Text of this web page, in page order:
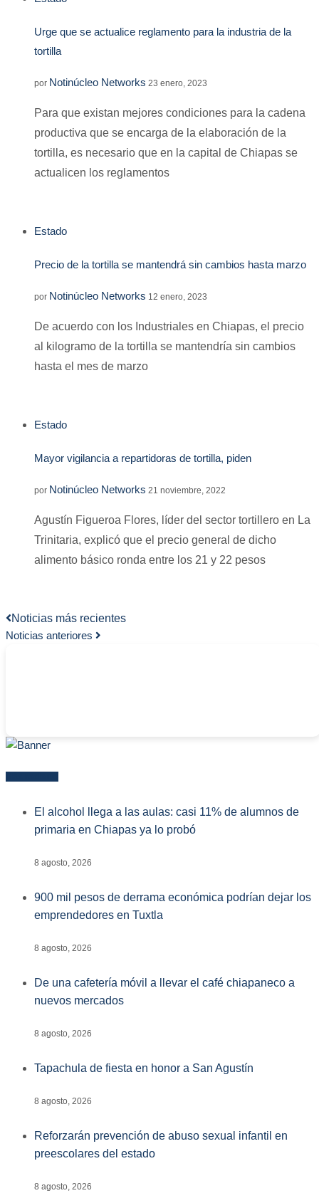
Urge que se actualice reglamento para la industria de la
tortilla
por Notinúcleo Networks 23 enero, 2023
Para que existan mejores condiciones para la cadena
productiva que se encarga de la elaboración de la
tortilla, es necesario que en la capital de Chiapas se
actualicen los reglamentos
Estado
Precio de la tortilla se mantendrá sin cambios hasta marzo
por Notinúcleo Networks 12 enero, 2023
De acuerdo con los Industriales en Chiapas, el precio
al kilogramo de la tortilla se mantendría sin cambios
hasta el mes de marzo
Estado
Mayor vigilancia a repartidoras de tortilla, piden
por Notinúcleo Networks 21 noviembre, 2022
Agustín Figueroa Flores, líder del sector tortillero en La
Trinitaria, explicó que el precio general de dicho
alimento básico ronda entre los 21 y 22 pesos
Noticias más recientes
Noticias anteriores
El alcohol llega a las aulas: casi 11% de alumnos de
primaria en Chiapas ya lo probó
8 agosto, 2026
900 mil pesos de derrama económica podrían dejar los
emprendedores en Tuxtla
8 agosto, 2026
De una cafetería móvil a llevar el café chiapaneco a
nuevos mercados
8 agosto, 2026
Tapachula de fiesta en honor a San Agustín
8 agosto, 2026
Reforzarán prevención de abuso sexual infantil en
preescolares del estado
8 agosto, 2026